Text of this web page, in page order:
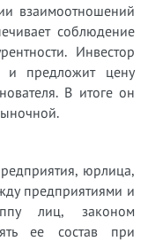
взаимоотношений
соблюдение
Инвестор
и предложит цену
В итоге он
юрлица,
предприятиями и
лиц, законом
ее состав при